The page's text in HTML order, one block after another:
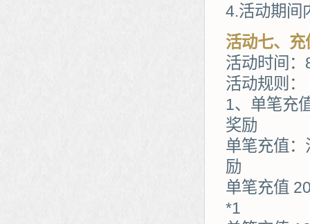
4.活动期间
活动七、
活动时间
活动规则：
1、单笔充
奖励
单笔充值
励
单笔充值
*1